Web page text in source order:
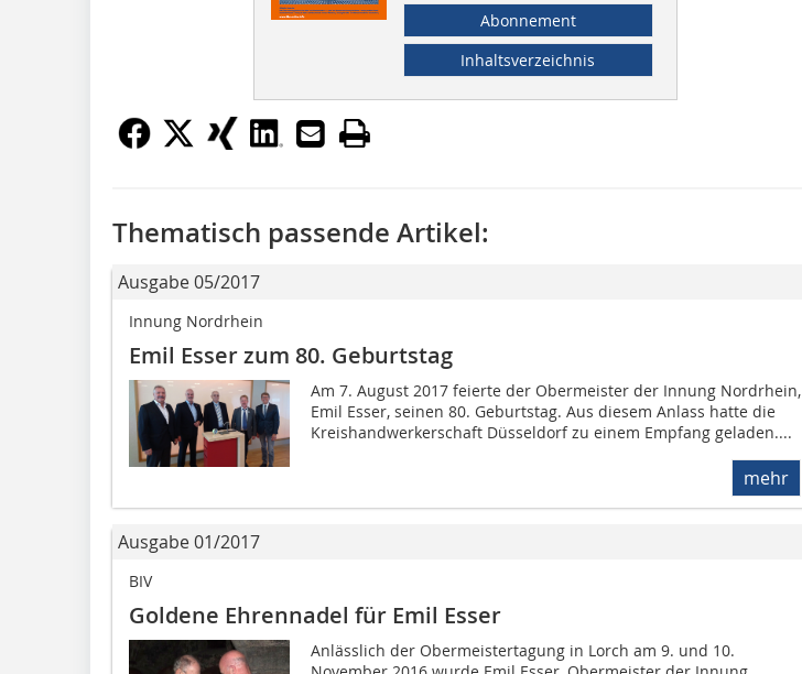
Abonnement
Inhaltsverzeichnis
Thematisch passende Artikel:
Ausgabe 05/2017
Innung Nordrhein
Emil Esser zum 80. Geburtstag
Am 7. August 2017 feierte der Obermeister der Innung Nordrhein,
Emil Esser, seinen 80. Geburtstag. Aus diesem Anlass hatte die
Kreishandwerkerschaft Düsseldorf zu einem Empfang geladen....
mehr
Ausgabe 01/2017
BIV
Goldene Ehrennadel für Emil Esser
Anlässlich der Obermeistertagung in Lorch am 9. und 10.